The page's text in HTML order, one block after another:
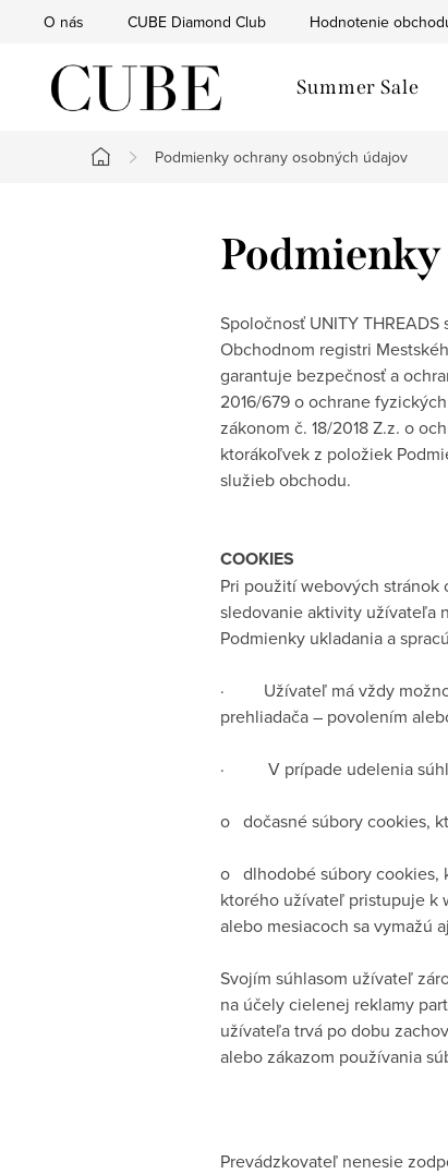
O nás CUBE Diamond Club Hodnotenie
Summer Sale
Domov
Podmienky ochrany osobných údajov
Spoločnosť UNITY THREADS
Obchodnom registri
garantuje bezpečnosť a
2016/679 o ochrane
zákonom č. 18/2018 Z.z. o
ktorákoľvek z položiek
služieb obchodu.
COOKIES
Pri použití webových stránok
sledovanie aktivity užívateľa
Podmienky ukladania a
· Užívateľ má vždy
prehliadača – povolením
· V prípade udelenia
o dočasné súbory cookies,
o dlhodobé súbory cookies,
ktorého užívateľ pristupuje k
alebo mesiacoch sa vymažú
Svojím súhlasom užívateľ
na účely cielenej reklamy
užívateľa trvá po dobu
alebo zákazom používania
Prevádzkovateľ nenesie